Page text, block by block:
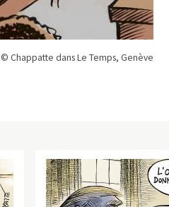
© Chappatte dans Le Temps, Genève